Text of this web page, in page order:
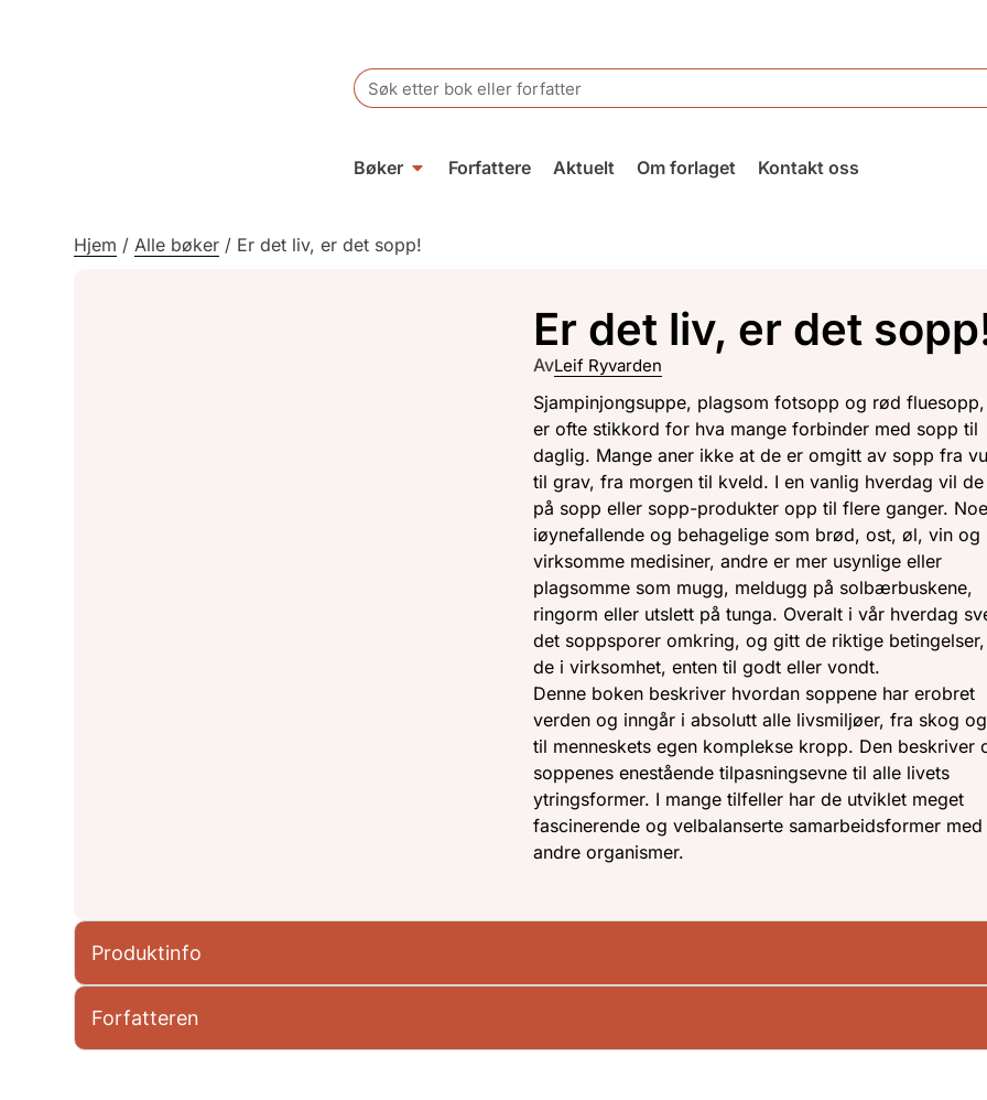
Search
for:
Bøker Forfattere Aktuelt Om forlaget Kontakt oss
Hjem /Alle bøker / Er det liv, er det sopp!
Er det liv, er det
AvLeif Ryvarden
Sjampinjongsuppe, plagsom fotsopp og rød
er ofte stikkord for hva mange forbinder med sopp til
daglig. Mange aner ikke at de er omgitt av sopp fra
til grav, fra morgen til kveld. I en vanlig hverdag vil
på sopp eller sopp-produkter opp til flere ganger.
iøynefallende og behagelige som brød, ost, øl, vin og
virksomme medisiner, andre er mer usynlige eller
plagsomme som mugg, meldugg på solbærbuskene,
ringorm eller utslett på tunga. Overalt i vår hverdag
det soppsporer omkring, og gitt de riktige
de i virksomhet, enten til godt eller vondt.
Denne boken beskriver hvordan soppene har erobret
verden og inngår i absolutt alle livsmiljøer, fra skog
til menneskets egen komplekse kropp. Den beskriver
soppenes enestående tilpasningsevne til alle livets
ytringsformer. I mange tilfeller har de utviklet meget
fascinerende og velbalanserte samarbeidsformer med
andre organismer.
Produktinfo
Forfatteren